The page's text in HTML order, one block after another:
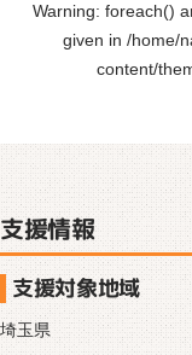
Warning: foreach()
given in /home/
content/
支援情報
支援対象地域
埼玉県